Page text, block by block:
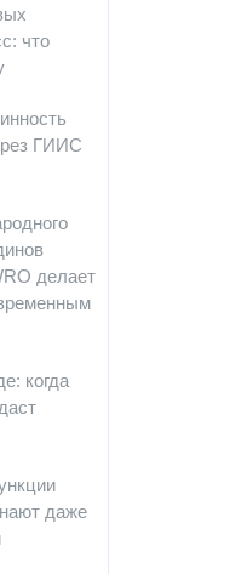
что
ГИИС
делает
когда
даже